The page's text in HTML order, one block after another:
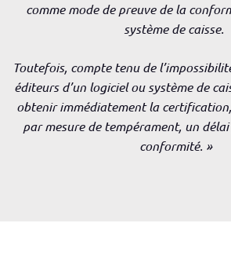
comme mode de preuve de la
système de caisse.
Toutefois, compte tenu de
éditeurs d’un logiciel ou système de
obtenir immédiatement la
par mesure de tempérament, un
conformité. »